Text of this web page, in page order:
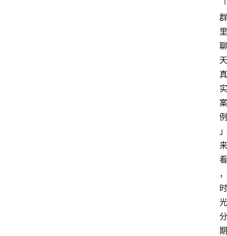
「
群
里
聊
天
真
实
案
例
」
来
看
，
时
光
分
期